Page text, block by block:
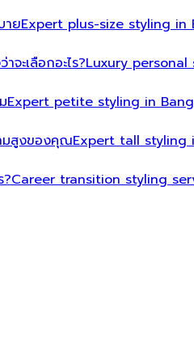
ายExpert plus-size styling
จะเลือกอะไร?Luxury
Expert petite styling in
มสูงของคุณExpert tall styling
Career transition styling